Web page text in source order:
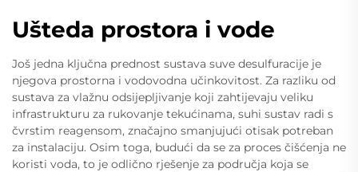
Ušteda prostora i vode
Još jedna ključna prednost sustava suve desulfuracije je
njegova prostorna i vodovodna učinkovitost. Za razliku od
sustava za vlažnu odsijepljivanje koji zahtijevaju veliku
infrastrukturu za rukovanje tekućinama, suhi sustav radi s
čvrstim reagensom, značajno smanjujući otisak potreban
za instalaciju. Osim toga, budući da se za proces čišćenja ne
koristi voda, to je odlično rješenje za područja koja se